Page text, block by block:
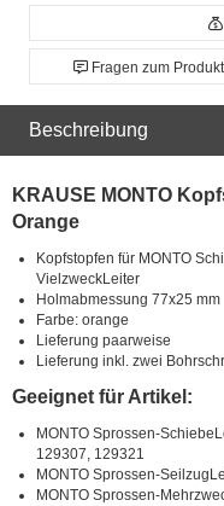
Fragen zum Produkt
Beschreibung
KRAUSE MONTO
Orange
Kopfstopfen für MONTO
VielzweckLeiter
Holmabmessung 77x25 mm
Farbe: orange
Lieferung paarweise
Lieferung inkl. zwei
Geeignet für Artikel:
MONTO Sprossen-
129307, 129321
MONTO Sprossen-
MONTO Sprossen-